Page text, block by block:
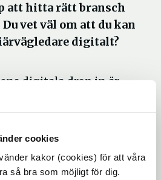
cookies
kakor (cookies) för att våra
så bra som möjligt för dig.
att hitta rätt bransch
vet väl om att du kan
digitalt?
digitala drop in är
kl 13.00-15.00.
är osäker på vilken
passa dina styrkor
De kan även hjälpa